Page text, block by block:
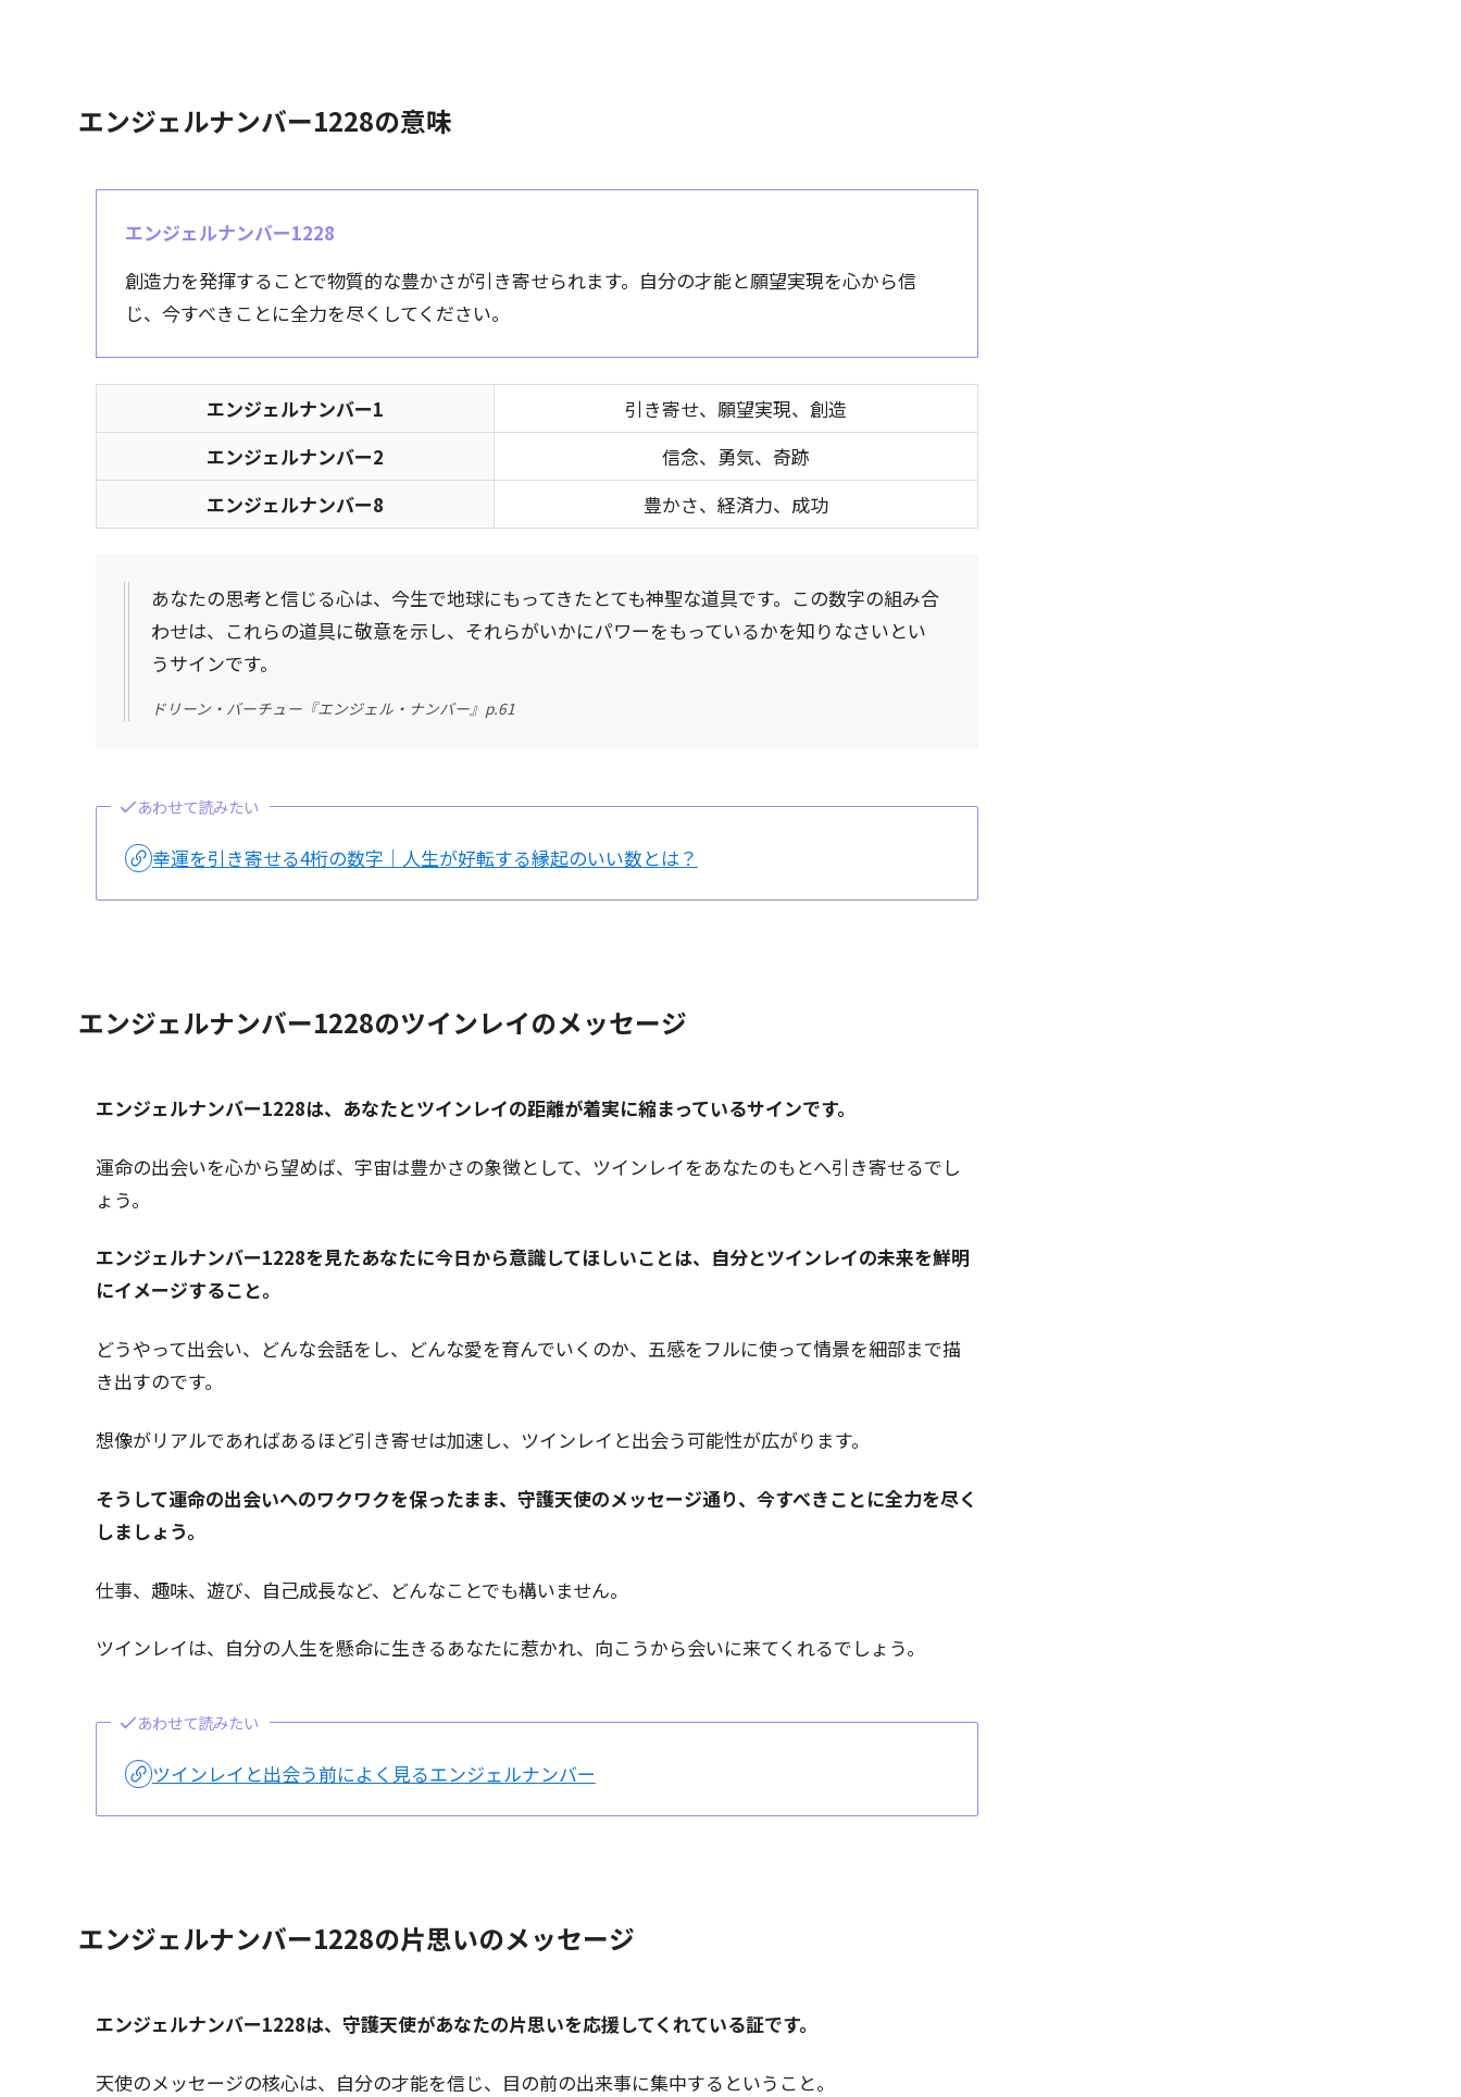
エンジェルナンバー1228の意味
エンジェルナンバー1228
創造力を発揮することで物質的な豊かさが引き寄せられます。自分の才能と願望実現を心から信
じ、今すべきことに全力を尽くしてください。
エンジェルナンバー1
引き寄せ、願望実現、創造
エンジェルナンバー2
信念、勇気、奇跡
エンジェルナンバー8
豊かさ、経済力、成功
あなたの思考と信じる心は、今生で地球にもってきたとても神聖な道具です。この数字の組み合
わせは、これらの道具に敬意を示し、それらがいかにパワーをもっているかを知りなさいとい
うサインです。
ドリーン・バーチュー『エンジェル・ナンバー』p.61
あわせて読みたい
幸運を引き寄せる4桁の数字｜人生が好転する縁起のいい数とは？
エンジェルナンバー1228のツインレイのメッセージ
エンジェルナンバー1228は、あなたとツインレイの距離が着実に縮まっているサインです。
運命の出会いを心から望めば、宇宙は豊かさの象徴として、ツインレイをあなたのもとへ引き寄せるでし
ょう。
エンジェルナンバー1228を見たあなたに今日から意識してほしいことは、自分とツインレイの未来を鮮明
にイメージすること。
どうやって出会い、どんな会話をし、どんな愛を育んでいくのか、五感をフルに使って情景を細部まで描
き出すのです。
想像がリアルであればあるほど引き寄せは加速し、ツインレイと出会う可能性が広がります。
そうして運命の出会いへのワクワクを保ったまま、守護天使のメッセージ通り、今すべきことに全力を尽く
しましょう。
仕事、趣味、遊び、自己成長など、どんなことでも構いません。
ツインレイは、自分の人生を懸命に生きるあなたに惹かれ、向こうから会いに来てくれるでしょう。
あわせて読みたい
ツインレイと出会う前によく見るエンジェルナンバー
エンジェルナンバー1228の片思いのメッセージ
エンジェルナンバー1228は、守護天使があなたの片思いを応援してくれている証です。
天使のメッセージの核心は、自分の才能を信じ、目の前の出来事に集中するということ。